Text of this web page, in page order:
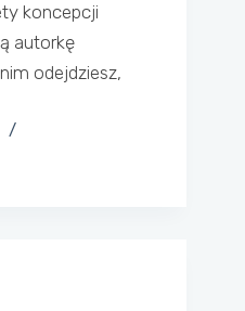
koncepcji
autorkę
odejdziesz,